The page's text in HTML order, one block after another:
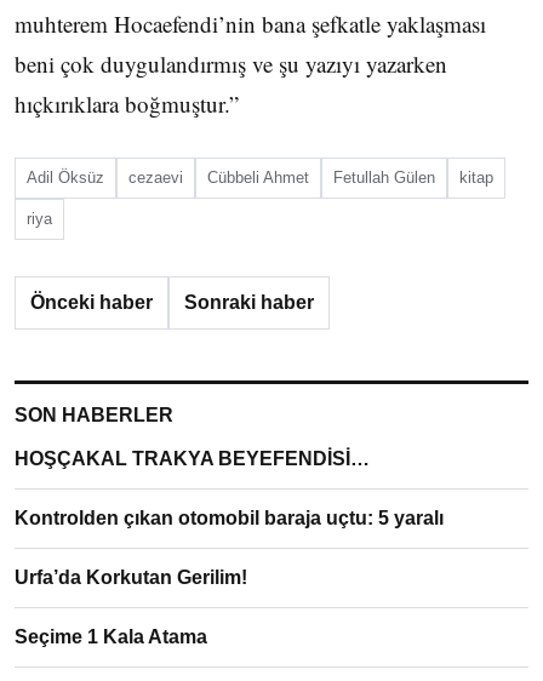
muhterem Hocaefendi’nin bana şefkatle yaklaşması
beni çok duygulandırmış ve şu yazıyı yazarken
hıçkırıklara boğmuştur.”
Adil Öksüz cezaevi Cübbeli Ahmet Fetullah Gülen kitap
riya
Önceki haber Sonraki haber
SON HABERLER
HOŞÇAKAL TRAKYA BEYEFENDİSİ…
Kontrolden çıkan otomobil baraja uçtu: 5 yaralı
Urfa’da Korkutan Gerilim!
Seçime 1 Kala Atama